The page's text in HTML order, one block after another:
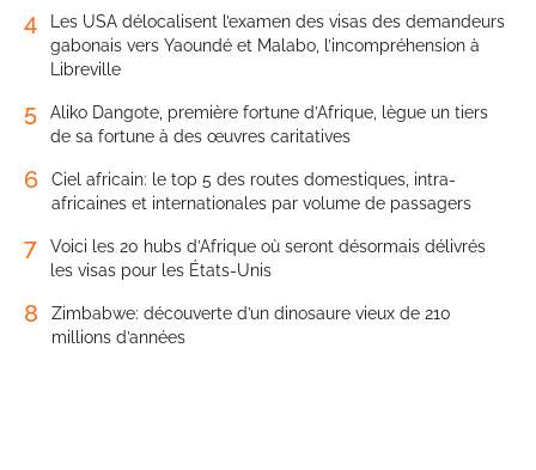
4
Les USA délocalisent l’examen des visas des demandeurs
gabonais vers Yaoundé et Malabo, l’incompréhension à
Libreville
5
Aliko Dangote, première fortune d’Afrique, lègue un tiers
de sa fortune à des œuvres caritatives
6
Ciel africain: le top 5 des routes domestiques, intra-
africaines et internationales par volume de passagers
7
Voici les 20 hubs d’Afrique où seront désormais délivrés
les visas pour les États-Unis
8
Zimbabwe: découverte d’un dinosaure vieux de 210
millions d’années